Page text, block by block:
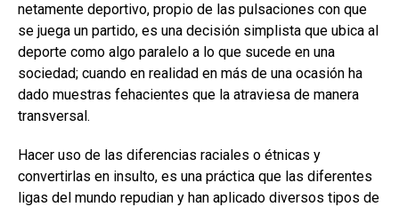
netamente deportivo, propio de las pulsaciones con que
se juega un partido, es una decisión simplista que ubica al
deporte como algo paralelo a lo que sucede en una
sociedad; cuando en realidad en más de una ocasión ha
dado muestras fehacientes que la atraviesa de manera
transversal.
Hacer uso de las diferencias raciales o étnicas y
convertirlas en insulto, es una práctica que las diferentes
ligas del mundo repudian y han aplicado diversos tipos de